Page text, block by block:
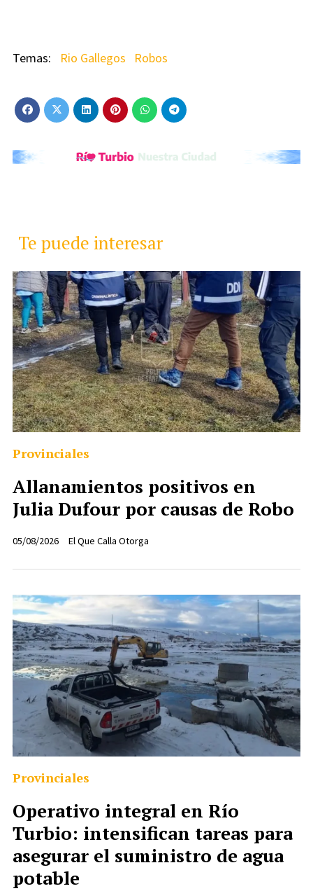
Rio Gallegos Robos
Te puede interesar
Allanamientos positivos en
Julia Dufour por causas de Robo
El Que Calla Otorga
Provinciales
05/08/2026
Operativo integral en Río
Turbio: intensifican tareas para
asegurar el suministro de agua
potable
Provinciales